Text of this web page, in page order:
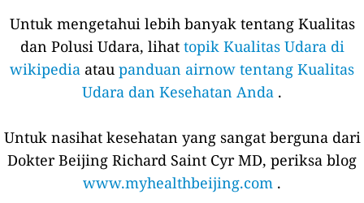
Untuk mengetahui lebih banyak tentang Kualitas
dan Polusi Udara, lihat topik Kualitas Udara di
wikipedia atau panduan airnow tentang Kualitas
Udara dan Kesehatan Anda .
Untuk nasihat kesehatan yang sangat berguna dari
Dokter Beijing Richard Saint Cyr MD, periksa blog
www.myhealthbeijing.com .